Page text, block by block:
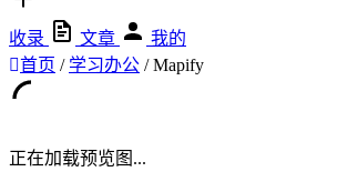
收录 文章
我的
首页 / 学习办公 / Mapify
正在加载预览图...